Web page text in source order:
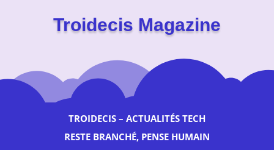
Troidecis Magazine
TROIDECIS – ACTUALITÉS TECH
RESTE BRANCHÉ, PENSE HUMAIN